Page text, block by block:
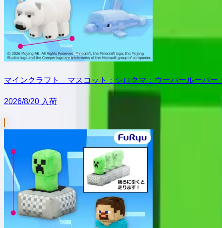
マインクラフト マスコット：シロクマ：ウーパールーパー
2026/8/20 入荷